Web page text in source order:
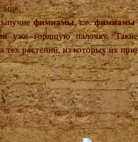
фимиамы, т.е.фимиамы
уже горящую палочку.
тех растений, из которых их